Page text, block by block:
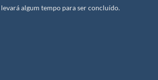
algum tempo para ser concluído.